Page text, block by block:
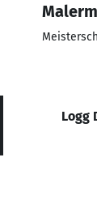
Logg